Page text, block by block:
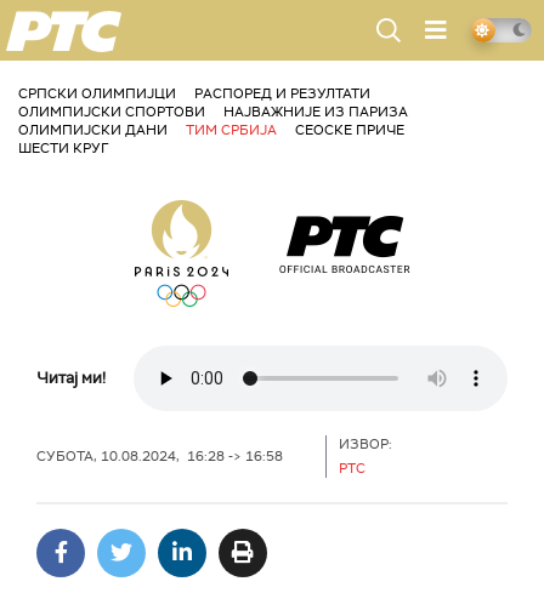
РТС
СРПСКИ ОЛИМПИЈЦИ
РАСПОРЕД И РЕЗУЛТАТИ
ОЛИМПИЈСКИ СПОРТОВИ
НАЈВАЖНИЈЕ ИЗ ПАРИЗА
ОЛИМПИЈСКИ ДАНИ
ТИМ СРБИЈА
СЕОСКЕ ПРИЧЕ
ШЕСТИ КРУГ
Читај ми!
СУБОТА, 10.08.2024, 16:28 -> 16:58
ИЗВОР:
РТС